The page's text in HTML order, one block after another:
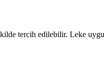
tercih edilebilir. Leke